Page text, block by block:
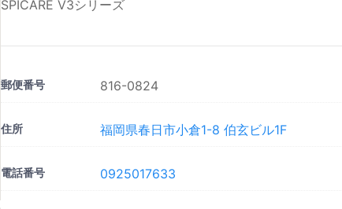
SPICARE V3シリーズ
郵便番号 816-0824
住所 福岡県春日市小倉1-8 伯玄ビル1F
電話番号 0925017633